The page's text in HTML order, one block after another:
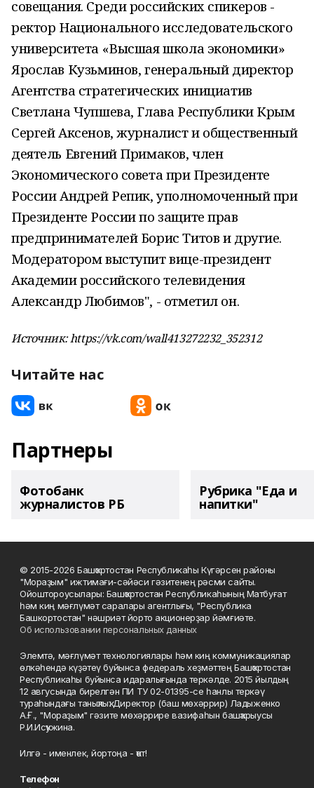
совещания. Среди российских спикеров -
ректор Национального исследовательского
университета «Высшая школа экономики»
Ярослав Кузьминов, генеральный директор
Агентства стратегических инициатив
Светлана Чупшева, Глава Республики Крым
Сергей Аксенов, журналист и общественный
деятель Евгений Примаков, член
Экономического совета при Президенте
России Андрей Репик, уполномоченный при
Президенте России по защите прав
предпринимателей Борис Титов и другие.
Модератором выступит вице-президент
Академии российского телевидения
Александр Любимов", - отметил он.
Источник: https://vk.com/wall413272232_352312
Читайте нас
Партнеры
Фотобанк
журналистов РБ
Рубрика "Еда и
напитки"
© 2015-2026 Башҡортостан Республикаһы Күгәрсен районы
"Мораҙым" ижтимағи-сәйәси гәзитенең рәсми сайты.
Ойоштороусылары: Башҡортостан Республикаһының Матбуғат
һәм киң мәғлүмәт саралары агентлығы, "Республика
Башкортостан" нәшриәт йорто акционерҙар йәмғиәте.
Об использовании персональных данных
Элемтә, мәғлүмәт технологиялары һәм киң коммуникациялар
өлкәһендә күҙәтеү буйынса федераль хеҙмәттең Башҡортостан
Республикаһы буйынса идаралығында теркәлде. 2015 йылдың
12 авгусында бирелгән ПИ ТУ 02-01395-се һанлы теркәү
тураһындағы таныҡлыҡ. Директор (баш мөхәррир) Ладыженко
А.Ғ., "Мораҙым" гәзите мөхәррире вазифаһын башҡарыусы
Р.И.Исҡужина.
Илгә - именлек, йортоңа - ҡот!
Телефон